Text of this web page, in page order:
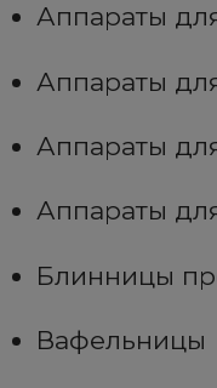
Аппараты
Аппараты
Аппараты
Аппараты
Блинницы
Вафельницы